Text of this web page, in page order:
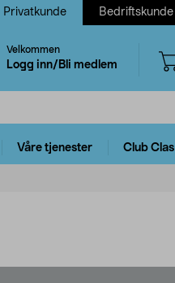
Privatkunde Bedriftskunde
Velkommen
Logg inn/Bli medlem
Våre tjenester Club Clas